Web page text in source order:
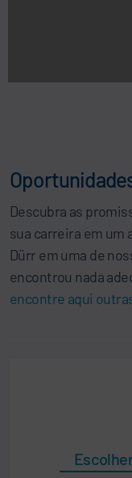
Descubra as
sua carreira em um
Dürr em uma de
encontrou nada
encontre aqui